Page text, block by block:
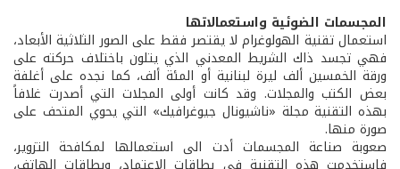
المجسمات الضوئية واستعمالاتها
استعمال تقنية الهولوغرام لا يقتصر فقط على الصور الثلاثية الأبعاد،
فهي تجسد ذاك الشريط المعدني الذي يتلون باختلاف حركته على
ورقة الخمسين ألف ليرة لبنانية أو المئة ألف، كما نجده على أغلفة
بعض الكتب والمجلات. وقد كانت أولى المجلات التي أصدرت غلافاً
بهذه التقنية مجلة «ناشيونال جيوغرافيك» التي يحوي المتحف على
صورة منها.
صعوبة صناعة المجسمات أدت الى استعمالها لمكافحة التزوير،